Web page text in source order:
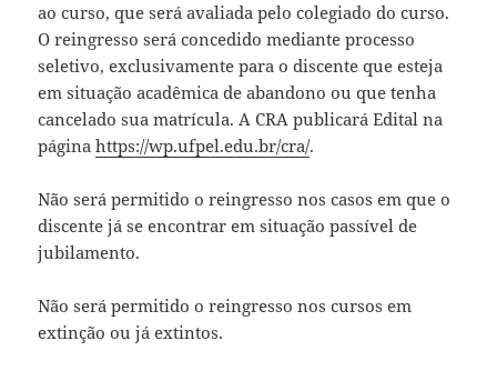
ao curso, que será avaliada pelo colegiado do curso.
O reingresso será concedido mediante processo
seletivo, exclusivamente para o discente que esteja
em situação acadêmica de abandono ou que tenha
cancelado sua matrícula. A CRA publicará Edital na
páginahttps://wp.ufpel.edu.br/cra/.
Não será permitido o reingresso nos casos em que o
discente já se encontrar em situação passível de
jubilamento.
Não será permitido o reingresso nos cursos em
extinção ou já extintos.